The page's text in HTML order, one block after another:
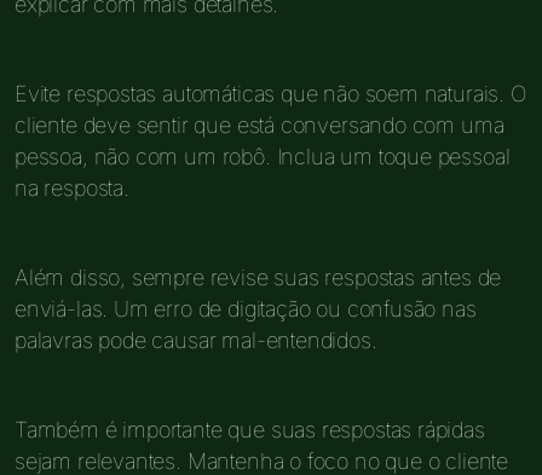
Evite respostas automáticas que não soem naturais. O
cliente deve sentir que está conversando com uma
pessoa, não com um robô. Inclua um toque pessoal
na resposta.
Além disso, sempre revise suas respostas antes de
enviá-las. Um erro de digitação ou confusão nas
palavras pode causar mal-entendidos.
Também é importante que suas respostas rápidas
sejam relevantes. Mantenha o foco no que o cliente